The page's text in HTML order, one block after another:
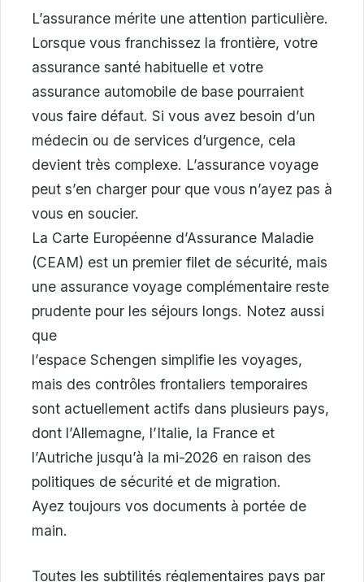
L’assurance mérite une attention particulière.
Lorsque vous franchissez la frontière, votre
assurance santé habituelle et votre
assurance automobile de base pourraient
vous faire défaut. Si vous avez besoin d’un
médecin ou de services d’urgence, cela
devient très complexe. L’assurance voyage
peut s’en charger pour que vous n’ayez pas à
vous en soucier.
La Carte Européenne d’Assurance Maladie
(CEAM) est un premier filet de sécurité, mais
une assurance voyage complémentaire reste
prudente pour les séjours longs. Notez aussi
que
l’espace Schengen simplifie les voyages,
mais des contrôles frontaliers temporaires
sont actuellement actifs dans plusieurs pays,
dont l’Allemagne, l’Italie, la France et
l’Autriche jusqu’à la mi-2026 en raison des
politiques de sécurité et de migration.
Ayez toujours vos documents à portée de
main.
Toutes les subtilités réglementaires pays par